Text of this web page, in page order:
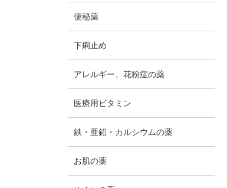
便秘薬
下痢止め
アレルギー、花粉症の薬
医療用ビタミン
鉄・亜鉛・カルシウムの薬
お肌の薬